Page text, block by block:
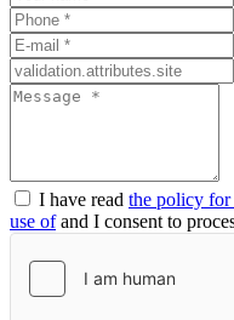
I have read the policy for
use ofand I consent to